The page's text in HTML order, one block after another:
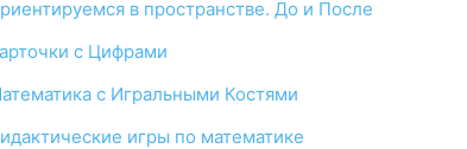
в пространстве. До и После
с Цифрами
с Игральными Костями
игры по математике